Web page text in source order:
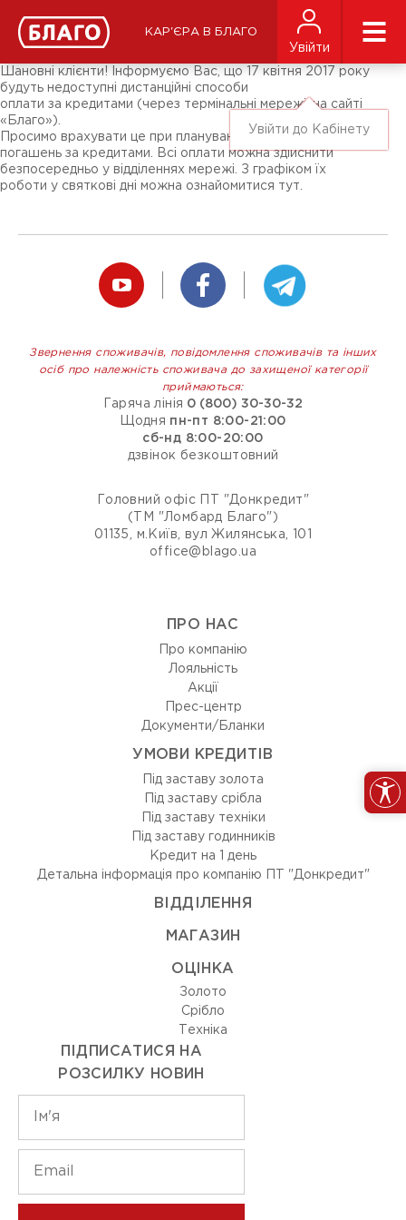
КАР'ЄРА В БЛАГО
Увійти
Увійти до Кабінету
ЗМІ про нас
Підписники соц-мереж
Ярмарки
Шановні клієнти! Інформуємо Вас, що 17 квітня 2017 року
будуть недоступні дистанційні способи
оплати за кредитами (через термінальні мережі, на сайті
«Благо»).
Просимо врахувати це при плануванні графіків
погашень за кредитами. Всі оплати можна здійснити
безпосередньо у відділеннях мережі. З графіком їх
роботи у святкові дні можна ознайомитися тут.
Звернення споживачів, повідомлення споживачів та інших
осіб про належність споживача до захищеної категорії
приймаються:
Гаряча лінія 0 (800) 30-30-32
Щодня пн-пт 8:00-21:00
сб-нд 8:00-20:00
дзвінок безкоштовний
Головний офіс ПТ "Донкредит"
(ТМ "Ломбард Благо")
01135, м.Київ, вул Жилянська, 101
office@blago.ua
ПРО НАС
Про компанію
Лояльність
Акції
Прес-центр
Документи/Бланки
УМОВИ КРЕДИТІВ
Під заставу золота
Під заставу срібла
Під заставу техніки
Під заставу годинників
Кредит на 1 день
Детальна інформація про компанію ПТ "Донкредит"
ВIДДIЛЕННЯ
МАГАЗИН
ОЦIНКА
Золото
Срiбло
Технiка
ПІДПИСАТИСЯ НА
РОЗСИЛКУ НОВИН